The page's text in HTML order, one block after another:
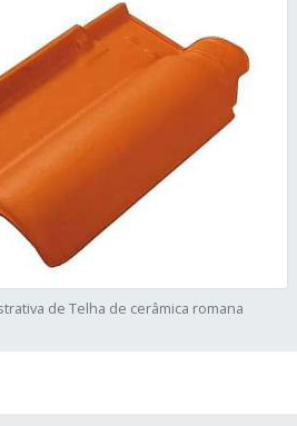
de Telha de cerâmica romana